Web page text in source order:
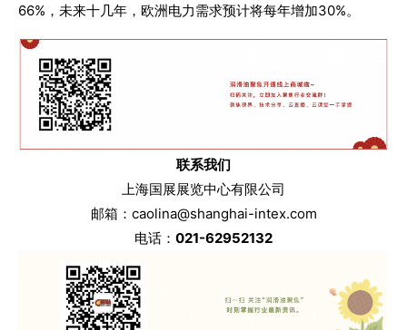
66%，未来十几年，欧洲电力需求预计将每年增加30%。
联系我们
上海国展展览中心有限公司
邮箱：caolina@shanghai-intex.com
电话： 021-62952132